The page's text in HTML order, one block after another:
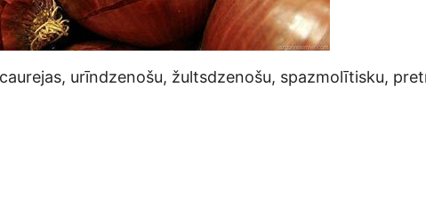
urīndzenošu, žultsdzenošu, spazmolītisku,